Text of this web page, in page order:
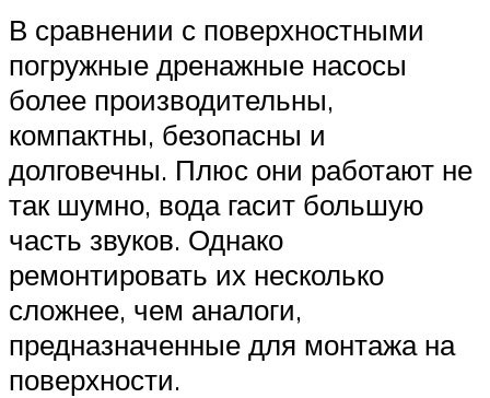
В сравнении с поверхностными
погружные дренажные насосы
более производительны,
компактны, безопасны и
долговечны. Плюс они работают не
так шумно, вода гасит большую
часть звуков. Однако
ремонтировать их несколько
сложнее, чем аналоги,
предназначенные для монтажа на
поверхности.